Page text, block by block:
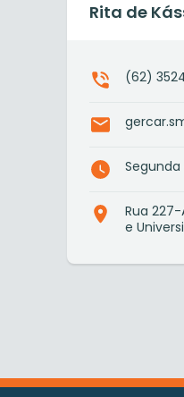
Rita de
(62)
Segunda
Rua 227-
e